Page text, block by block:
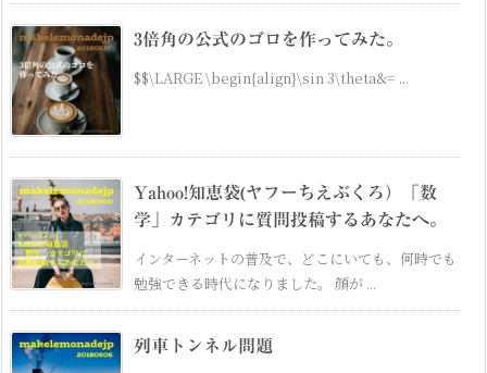
3倍角の公式のゴロを作ってみた。
$$\LARGE \begin{align}\sin 3\theta&= ...
Yahoo!知恵袋(ヤフーちえぶくろ）「数
学」カテゴリに質問投稿するあなたへ。
インターネットの普及で、どこにいても、何時でも
勉強できる時代になりました。 顔が ...
列車トンネル問題